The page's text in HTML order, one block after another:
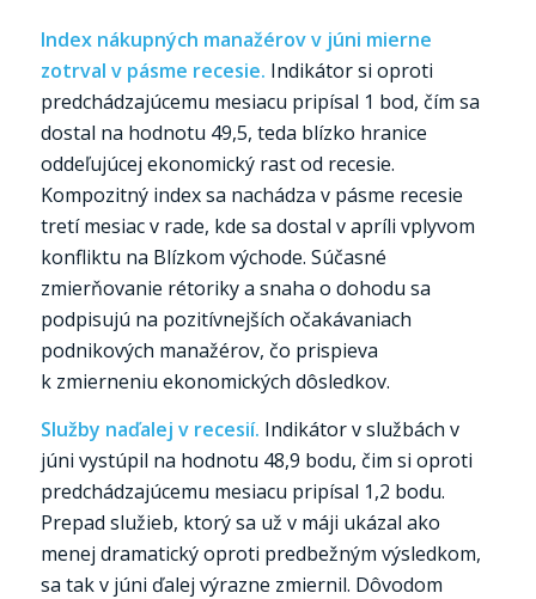
Index nákupných manažérov v júni mierne
zotrval v pásme recesie. Indikátor si oproti
predchádzajúcemu mesiacu pripísal 1 bod, čím sa
dostal na hodnotu 49,5, teda blízko hranice
oddeľujúcej ekonomický rast od recesie.
Kompozitný index sa nachádza v pásme recesie
tretí mesiac v rade, kde sa dostal v apríli vplyvom
konfliktu na Blízkom východe. Súčasné
zmierňovanie rétoriky a snaha o dohodu sa
podpisujú na pozitívnejších očakávaniach
podnikových manažérov, čo prispieva
k zmierneniu ekonomických dôsledkov.
Služby naďalej v recesií. Indikátor v službách v
júni vystúpil na hodnotu 48,9 bodu, čim si oproti
predchádzajúcemu mesiacu pripísal 1,2 bodu.
Prepad služieb, ktorý sa už v máji ukázal ako
menej dramatický oproti predbežným výsledkom,
sa tak v júni ďalej výrazne zmiernil. Dôvodom